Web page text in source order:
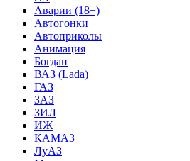
Аварии (18+)
Автогонки
Автоприколы
Анимация
Богдан
ВАЗ (Lada)
ГАЗ
ЗАЗ
ЗИЛ
ИЖ
КАМАЗ
ЛуАЗ